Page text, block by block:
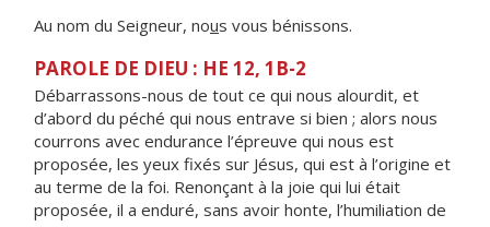
Au nom du Seigneur, nous vous bénissons.
PAROLE DE DIEU : HE 12, 1B-2
Débarrassons-nous de tout ce qui nous alourdit, et
d’abord du péché qui nous entrave si bien ; alors nous
courrons avec endurance l’épreuve qui nous est
proposée, les yeux fixés sur Jésus, qui est à l’origine et
au terme de la foi. Renonçant à la joie qui lui était
proposée, il a enduré, sans avoir honte, l’humiliation de